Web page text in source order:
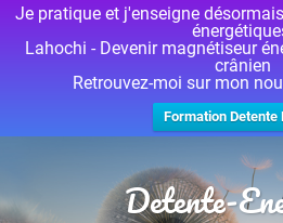
Je pratique et j'enseigne
Lahochi - Devenir magnétiseur
crânien
Retrouvez-moi sur mon
Formation Detente
Detente-